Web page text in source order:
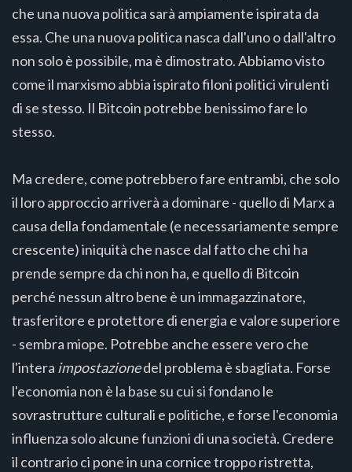
che una nuova politica sarà ampiamente ispirata da
essa. Che una nuova politica nasca dall'uno o dall'altro
non solo è possibile, ma è dimostrato. Abbiamo visto
come il marxismo abbia ispirato filoni politici virulenti
di se stesso. Il Bitcoin potrebbe benissimo fare lo
stesso.
Ma credere, come potrebbero fare entrambi, che solo
il loro approccio arriverà a dominare - quello di Marx a
causa della fondamentale (e necessariamente sempre
crescente) iniquità che nasce dal fatto che chi ha
prende sempre da chi non ha, e quello di Bitcoin
perché nessun altro bene è un immagazzinatore,
trasferitore e protettore di energia e valore superiore
- sembra miope. Potrebbe anche essere vero che
l'intera impostazionedel problema è sbagliata. Forse
l'economia non è la base su cui si fondano le
sovrastrutture culturali e politiche, e forse l'economia
influenza solo alcune funzioni di una società. Credere
il contrario ci pone in una cornice troppo ristretta,